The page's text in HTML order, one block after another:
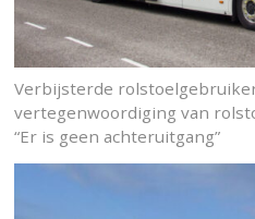
Verbijsterde
vertegenwoordiging van
“Er is geen achteruitgang”